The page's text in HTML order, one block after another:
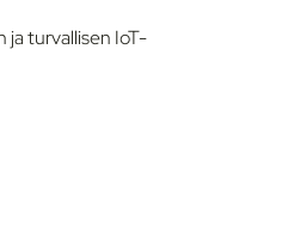
ja turvallisen IoT-